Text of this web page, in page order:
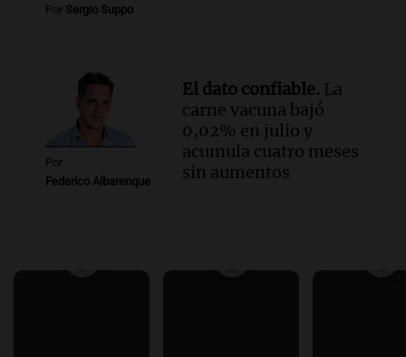
Por Sergio Suppo
Por
Federico Albarenque
El dato confiable. La
carne vacuna bajó
0,02% en julio y
acumula cuatro meses
sin aumentos